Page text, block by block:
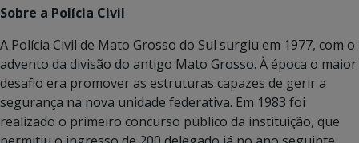
Sobre a Polícia Civil
A Polícia Civil de Mato Grosso do Sul surgiu em 1977, com o
advento da divisão do antigo Mato Grosso. À época o maior
desafio era promover as estruturas capazes de gerir a
segurança na nova unidade federativa. Em 1983 foi
realizado o primeiro concurso público da instituição, que